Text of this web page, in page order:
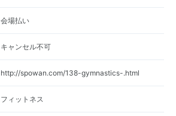
会場払い
キャンセル不可
http://spowan.com/138-gymnastics-.html
フィットネス